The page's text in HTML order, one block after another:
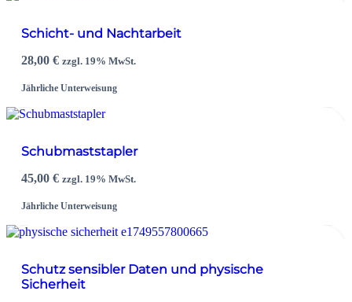
Schicht- und Nachtarbeit
28,00€ zzgl. 19% MwSt.
Jährliche Unterweisung
Schubmaststapler
45,00€ zzgl. 19% MwSt.
Jährliche Unterweisung
Schutz sensibler Daten und physische
Sicherheit